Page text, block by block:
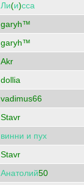
Ли(и)сса
garyh™
garyh™
Akr
dollia
vadimus66
Stavr
винни и пух
Stavr
Анатолий50